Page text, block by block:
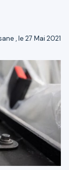
, le 27 Mai 2021